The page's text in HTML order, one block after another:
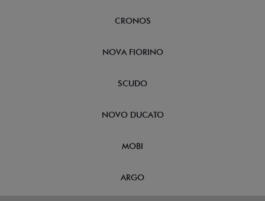
CRONOS
NOVA FIORINO
SCUDO
NOVO DUCATO
MOBI
ARGO